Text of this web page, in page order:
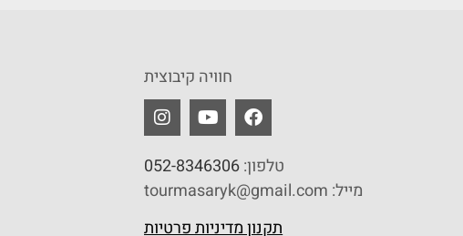
חוויה קיבוצית
טלפון:052-8346306
מייל: tourmasaryk@gmail.com
תקנון מדיניות פרטיות